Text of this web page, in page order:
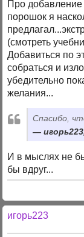
Про добавление
порошок я
(смотреть
Добавиться по
собраться и
убедительно
желания...
Спасибо,
И в мыслях не
бы вдруг...
игорь223